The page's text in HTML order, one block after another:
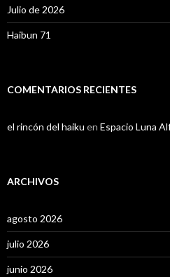
Julio de 2026
Haibun 71
COMENTARIOS RECIENTES
el rincón del haiku en Espacio Luna
ARCHIVOS
agosto 2026
julio 2026
junio 2026